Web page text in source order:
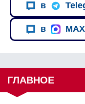
в
в
ГЛАВНОЕ